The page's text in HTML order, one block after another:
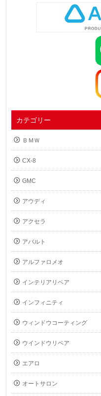
カテゴリー
ＢＭＷ
CX-8
GMC
アウディ
アクセラ
アバルト
アルファロメオ
インテリアリペア
インフィニティ
ウィンドウコーティング
ウインドウリペア
エアロ
オートサロン